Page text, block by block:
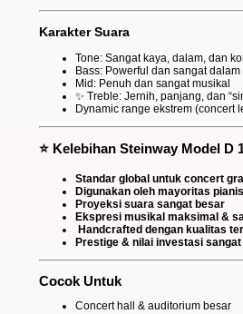
Karakter Suara
Tone: Sangat kaya, dalam, dan
Bass: Powerful dan sangat dalam
Mid: Penuh dan sangat musikal
✨ Treble: Jernih, panjang, dan
Dynamic range ekstrem (concert
⭐ Kelebihan Steinway Model D
Standar global untuk concert
Digunakan oleh mayoritas
Proyeksi suara sangat besar
Ekspresi musikal maksimal &
Handcrafted dengan kualitas
Prestige & nilai investasi
Cocok Untuk
Concert hall & auditorium besar